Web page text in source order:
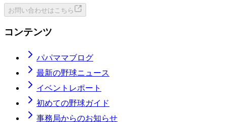
お問い合わせはこちら
コンテンツ
パパママブログ
最新の野球ニュース
イベントレポート
初めての野球ガイド
事務局からのお知らせ